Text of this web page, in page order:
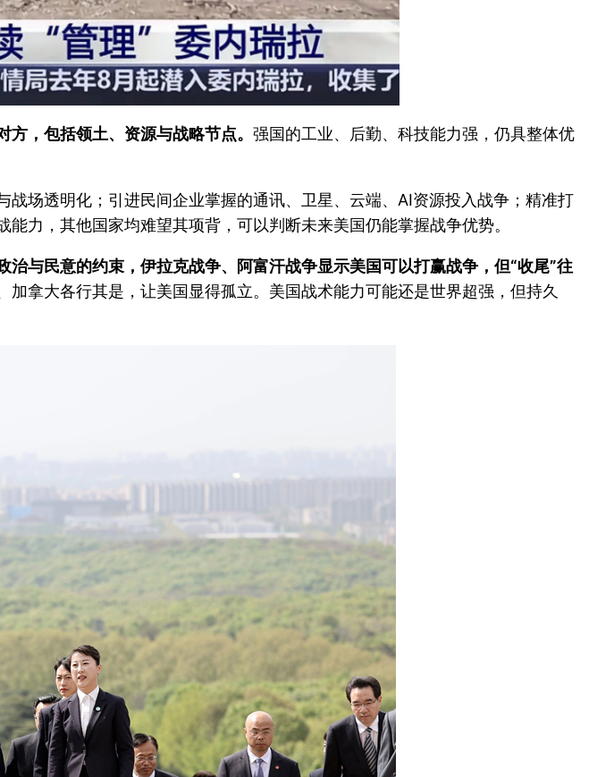
，包括领土、资源与战略节点。 强国的工业、后勤、科技能力强，仍具整体优
场透明化；引进民间企业掌握的通讯、卫星、云端、AI资源投入战争；精准打
力，其他国家均难望其项背，可以判断未来美国仍能掌握战争优势。
与民意的约束，伊拉克战争、阿富汗战争显示美国可以打赢战争，但“收尾”往
拿大各行其是，让美国显得孤立。美国战术能力可能还是世界超强，但持久